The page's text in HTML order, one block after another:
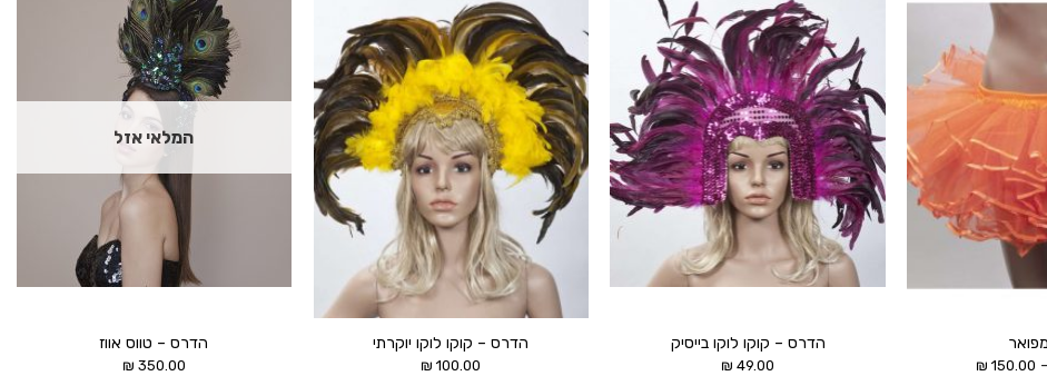
–
150.00
₪
הוסף ל
WISHLIST
הדרס – קוקו לוקו בייסיק
49.00
₪
הוסף ל
WISHLIST
הדרס – קוקו לוקו יוקרתי
100.00
₪
המלאי אזל
הדרס – טווס אווז
350.00
₪